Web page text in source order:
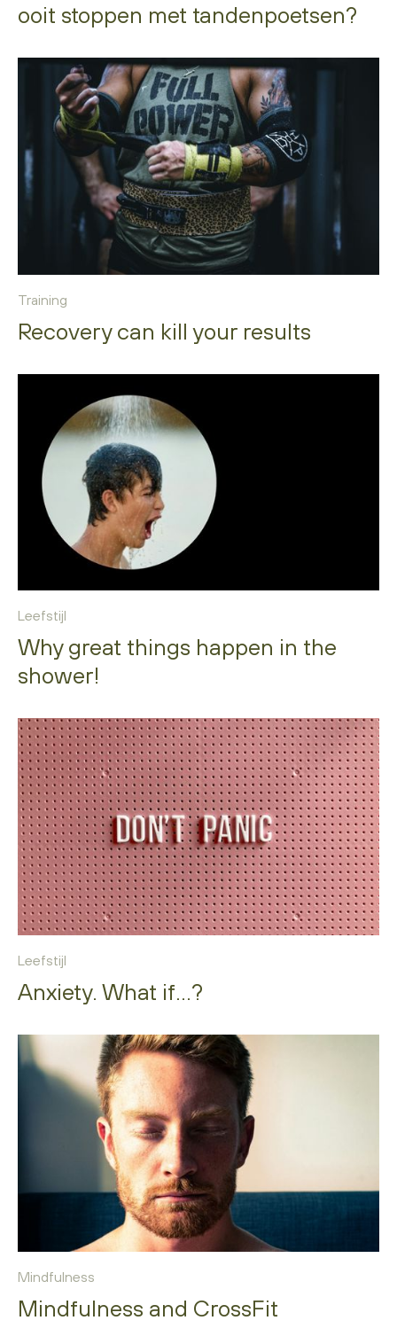
ooit stoppen met tandenpoetsen?
Training
Recovery can kill your results
Leefstijl
Why great things happen in the
shower!
Leefstijl
Anxiety. What if...?
Mindfulness
Mindfulness and CrossFit